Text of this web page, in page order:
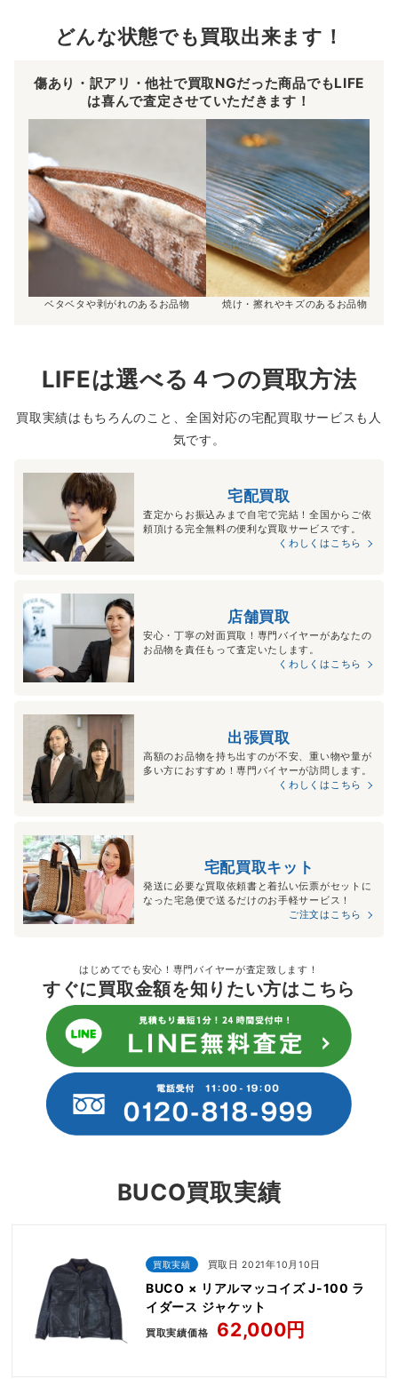
どんな状態でも買取出来ます！
傷あり・訳アリ・他社で買取NGだった商品でもLIFE
は喜んで査定させていただきます！
ベタベタや剥がれのあるお品物 焼け・擦れやキズのあるお品物
LIFEは選べる４つの買取方法
買取実績はもちろんのこと、全国対応の宅配買取サービスも人
気です。
宅配買取
査定からお振込みまで自宅で完結！全国からご依
頼頂ける完全無料の便利な買取サービスです。
くわしくはこちら
店舗買取
安心・丁寧の対面買取！専門バイヤーがあなたの
お品物を責任もって査定いたします。
くわしくはこちら
出張買取
高額のお品物を持ち出すのが不安、重い物や量が
多い方におすすめ！専門バイヤーが訪問します。
くわしくはこちら
宅配買取キット
発送に必要な買取依頼書と着払い伝票がセットに
なった宅急便で送るだけのお手軽サービス！
ご注文はこちら
はじめてでも安心！専門バイヤーが査定致します！
すぐに買取金額を知りたい方はこちら
BUCO買取実績
買取実績 買取日 2021年10月10日
BUCO × リアルマッコイズ J-100 ラ
イダース ジャケット
買取実績価格 62,000円